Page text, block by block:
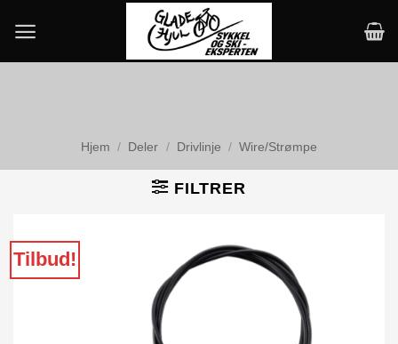
content
Hjem / Deler / Drivlinje / Wire/Strømpe
FILTRER
Tilbud!